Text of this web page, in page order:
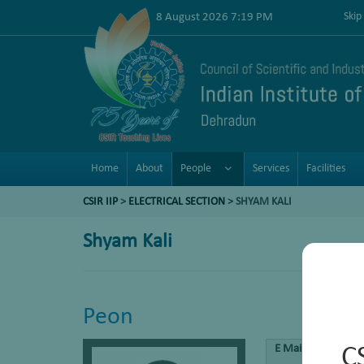
8 August 2026 7:19 PM
Home About People Services Facilities
CSIR IIP > ELECTRICAL SECTION > SHYAM KALI
Shyam Kali
Peon
E Mail